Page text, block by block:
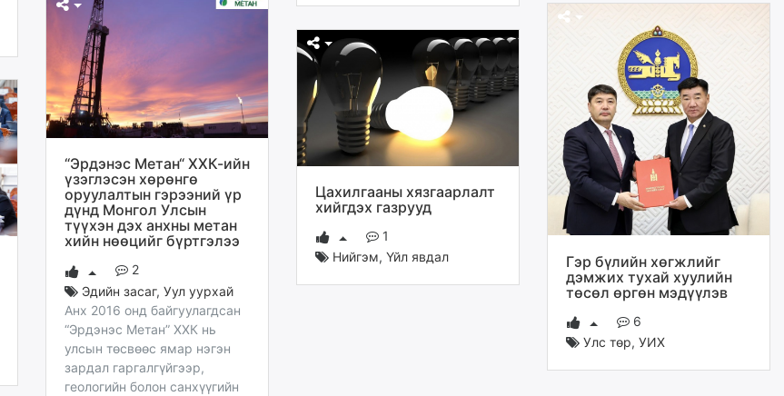
“Эрдэнэс Метан“ ХХК-ийн
үзэглэсэн хөрөнгө
оруулалтын гэрээний үр
дүнд Монгол Улсын
түүхэн дэх анхны метан
хийн нөөцийг бүртгэлээ
2
Эдийн засаг, Уул уурхай
Анх 2016 онд байгуулагдсан
“Эрдэнэс Метан” ХХК нь
улсын төсвөөс ямар нэгэн
зардал гаргалгүйгээр,
геологийн болон санхүүгийн
Гэр бүлийн хөгжлийг
дэмжих тухай хуулийн
төсөл өргөн мэдүүлэв
6
Улс төр, УИХ
Цахилгааны хязгаарлалт
хийгдэх газрууд
1
Нийгэм, Үйл явдал